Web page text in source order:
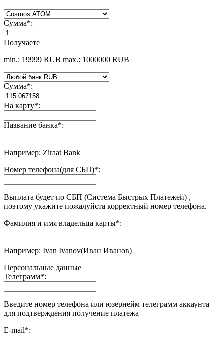
Сумма*:
Получаете
min.: 19999 RUB max.: 1000000 RUB
Сумма*:
На карту*:
Название банка*:
Например: Ziraat Bank
Номер телефона(для СБП)*:
Выплата будет по СБП (Система Быстрых Платежей) ,
поэтому укажите пожалуйста корректный номер телефона.
Фамилия и имя владельца карты*:
Например: Ivan Ivanov(Иван Иванов)
Персональные данные
Телеграмм*:
Введите номер телефона или юзернейм телеграмм аккаунта
для подтверждения получение платежа
E-mail*: